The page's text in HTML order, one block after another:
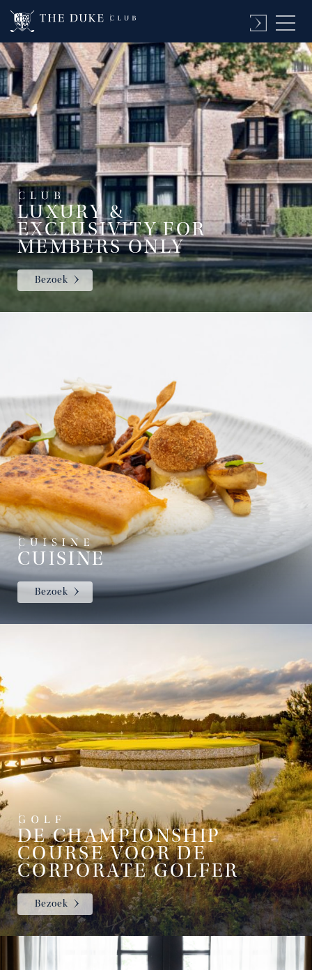
LUXURY &
EXCLUSIVITY FOR
MEMBERS ONLY
Bezoek
CUISINE
Bezoek
DE CHAMPIONSHIP
COURSE VOOR DE
CORPORATE GOLFER
Bezoek